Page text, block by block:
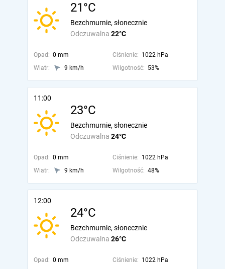
21°C
Odczuwalna 22°C
Bezchmurnie, słonecznie
Opad: 0 mm Ciśnienie: 1022 hPa
Wiatr:
9 km/h Wilgotność: 53%
11:00
23°C
Odczuwalna 24°C
Bezchmurnie, słonecznie
Opad: 0 mm Ciśnienie: 1022 hPa
Wiatr:
9 km/h Wilgotność: 48%
12:00
24°C
Odczuwalna 26°C
Bezchmurnie, słonecznie
Opad: 0 mm Ciśnienie: 1022 hPa